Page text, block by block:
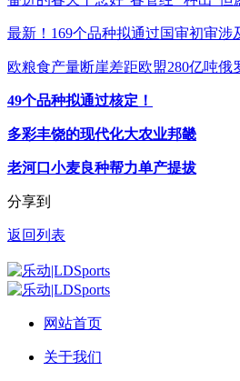
最新！169个品种拟通过国审初审涉
欧粮食产量断崖差距欧盟280亿吨俄
49个品种拟通过核定！
多彩丰饶的现代化大农业邦畿
老河口小麦良种帮力单产提拔
分享到
返回列表
网站首页
关于我们